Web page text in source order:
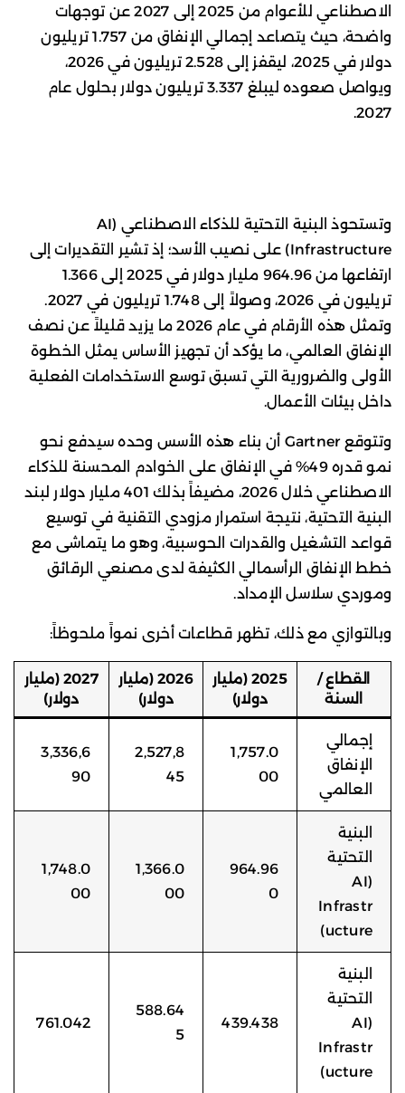
الاصطناعي للأعوام من 2025 إلى 2027 عن توجهات
واضحة، حيث يتصاعد إجمالي الإنفاق من 1.757 تريليون
دولار في 2025، ليقفز إلى 2.528 تريليون في 2026،
ويواصل صعوده ليبلغ 3.337 تريليون دولار بحلول عام
2027.
وتستحوذ البنية التحتية للذكاء الاصطناعي (AI
Infrastructure) على نصيب الأسد؛ إذ تشير التقديرات إلى
ارتفاعها من 964.96 مليار دولار في 2025 إلى 1.366
تريليون في 2026، وصولاً إلى 1.748 تريليون في 2027.
وتمثل هذه الأرقام في عام 2026 ما يزيد قليلاً عن نصف
الإنفاق العالمي، ما يؤكد أن تجهيز الأساس يمثل الخطوة
الأولى والضرورية التي تسبق توسع الاستخدامات الفعلية
داخل بيئات الأعمال.
وتتوقع Gartner أن بناء هذه الأسس وحده سيدفع نحو
نمو قدره 49% في الإنفاق على الخوادم المحسنة للذكاء
الاصطناعي خلال 2026، مضيفاً بذلك 401 مليار دولار لبند
البنية التحتية، نتيجة استمرار مزودي التقنية في توسيع
قواعد التشغيل والقدرات الحوسبية، وهو ما يتماشى مع
خطط الإنفاق الرأسمالي الكثيفة لدى مصنعي الرقائق
وموردي سلاسل الإمداد.
وبالتوازي مع ذلك، تظهر قطاعات أخرى نمواً ملحوظاً:
القطاع /
السنة
2025 (مليار
دولار)
2026 (مليار
دولار)
2027 (مليار
دولار)
إجمالي
الإنفاق
العالمي
1,757.0
00
2,527,8
45
3,336,6
90
البنية
التحتية
(AI
Infrastr
ucture)
964.96
0
1,366.0
00
1,748.0
00
البنية
التحتية
(AI
Infrastr
ucture)
439.438
588.64
5
761.042